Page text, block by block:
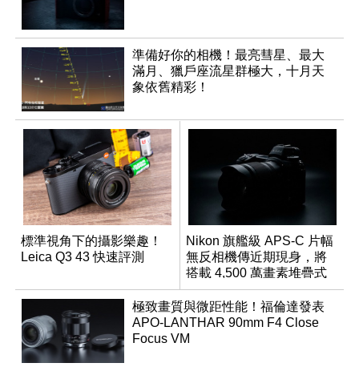
準備好你的相機！最亮彗星、最大
滿月、獵戶座流星群極大，十月天
象依舊精彩！
標準視角下的攝影樂趣！
Leica Q3 43 快速評測
Nikon 旗艦級 APS-C 片幅
無反相機傳近期現身，將
搭載 4,500 萬畫素堆疊式
感光元件？
極致畫質與微距性能！福倫達發表
APO-LANTHAR 90mm F4 Close
Focus VM